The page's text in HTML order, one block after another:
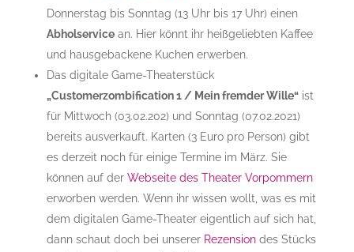
Donnerstag bis Sonntag (13 Uhr bis 17 Uhr) einen
Abholservicean. Hier könnt ihr heißgeliebten Kaffee
und hausgebackene Kuchen erwerben.
Das digitale Game-Theaterstück
„Customerzombification 1 / Mein fremder Wille“ist
für Mittwoch (03.02.202) und Sonntag (07.02.2021)
bereits ausverkauft. Karten (3 Euro pro Person) gibt
es derzeit noch für einige Termine im März. Sie
können auf der Webseite des Theater Vorpommern
erworben werden. Wenn ihr wissen wollt, was es mit
dem digitalen Game-Theater eigentlich auf sich hat,
dann schaut doch bei unserer Rezensiondes Stücks